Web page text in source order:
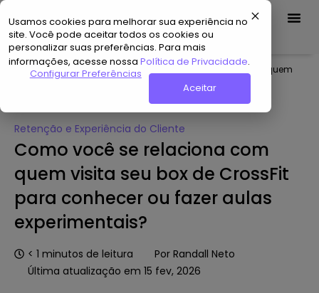
Usamos cookies para melhorar sua experiência no
site. Você pode aceitar todos os cookies ou
personalizar suas preferências. Para mais
informações, acesse nossa Política de Privacidade.
Configurar Preferências
Aceitar
Demo Grátis
Home»Hub de Conteúdo»Como você se relaciona com quem
visita seu box de CrossFit para conhecer ou fazer aulas
Retenção e Experiência do Cliente
Como você se relaciona com
quem visita seu box de CrossFit
para conhecer ou fazer aulas
experimentais?
< 1 minutos de leitura Por Randall Neto
Última atualização em 15 fev, 2026